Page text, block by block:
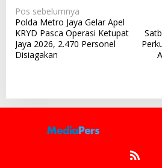
N
a
v
i
a
s
Pos sebelumnya
Polda Metro Jaya Gelar Apel
KRYD Pasca Operasi Ketupat
Jaya 2026, 2.470 Personel
Disiagakan